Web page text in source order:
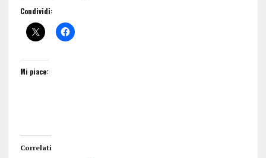
Condividi:
Mi piace:
Correlati